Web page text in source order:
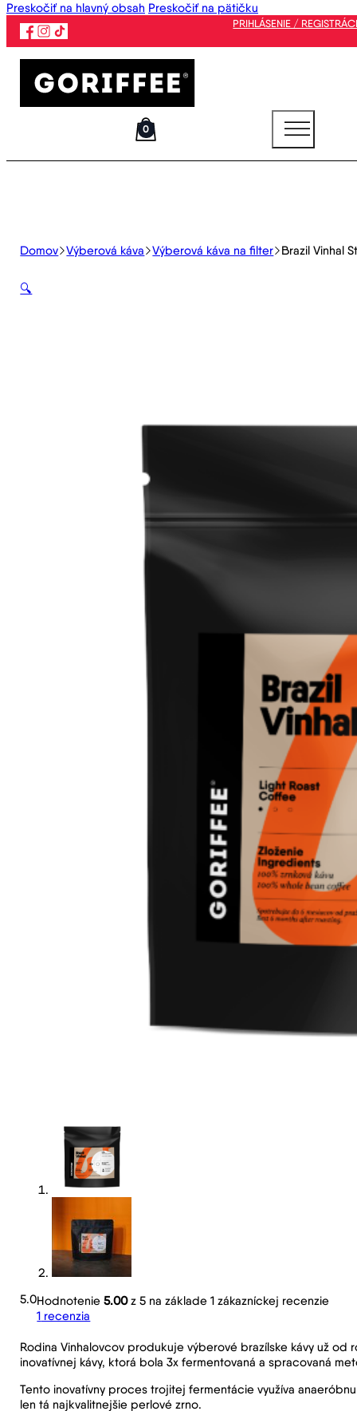
Preskočiť na hlavný obsah Preskočiť na pätičku
PRIHLÁSENIE /
0
Domov Výberová káva Výberová káva na filter Brazil Vinhal
🔍
5.0Hodnotenie5.00z 5 na základe1 zákazníckej recenzie
1 recenzia
Rodina Vinhalovcov produkuje výberové brazílske kávy už
inovatívnej kávy, ktorá bola 3x fermentovaná a spracovaná
Tento inovatívny proces trojitej fermentácie využíva
len tá najkvalitnejšie perlové zrno.